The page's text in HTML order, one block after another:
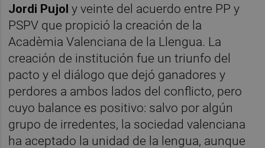
Jordi Pujol y veinte del acuerdo entre PP y
PSPV que propició la creación de la
Acadèmia Valenciana de la Llengua. La
creación de institución fue un triunfo del
pacto y el diálogo que dejó ganadores y
perdores a ambos lados del conflicto, pero
cuyo balance es positivo: salvo por algún
grupo de irredentes, la sociedad valenciana
ha aceptado la unidad de la lengua, aunque